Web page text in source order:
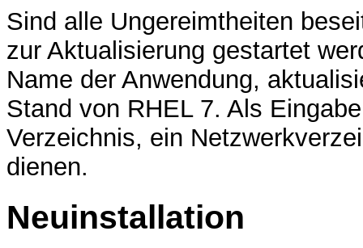
Sind alle Ungereimtheiten
zur Aktualisierung gestartet
Name der Anwendung,
Stand von RHEL 7. Als
Verzeichnis, ein
dienen.
Neuinstallation